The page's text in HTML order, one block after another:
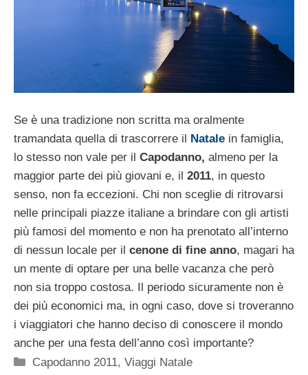
Se è una tradizione non scritta ma oralmente
tramandata quella di trascorrere il Natale in famiglia,
lo stesso non vale per il Capodanno, almeno per la
maggior parte dei più giovani e, il 2011, in questo
senso, non fa eccezioni. Chi non sceglie di ritrovarsi
nelle principali piazze italiane a brindare con gli artisti
più famosi del momento e non ha prenotato all’interno
di nessun locale per il cenone di fine anno, magari ha
un mente di optare per una belle vacanza che però
non sia troppo costosa. Il periodo sicuramente non è
dei più economici ma, in ogni caso, dove si troveranno
i viaggiatori che hanno deciso di conoscere il mondo
anche per una festa dell’anno così importante?
Categorie
Capodanno 2011,Viaggi Natale